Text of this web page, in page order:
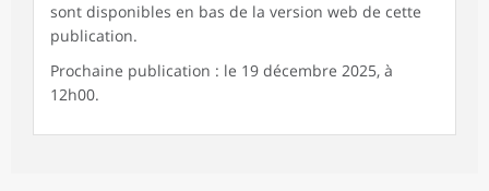
sont disponibles en bas de la version web de cette
publication.
Prochaine publication : le 19 décembre 2025, à
12h00.